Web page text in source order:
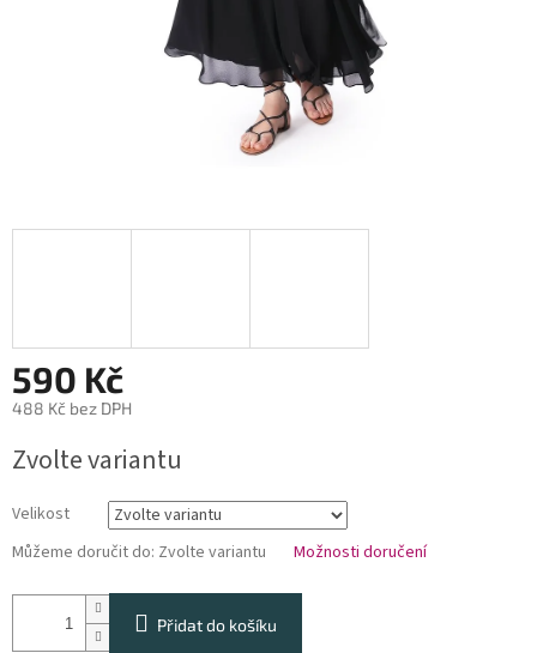
590 Kč
488 Kč bez DPH
cena:
Zvolte variantu
Velikost
Můžeme doručit do: Zvolte variantu Možnosti doručení
Přidat do košíku